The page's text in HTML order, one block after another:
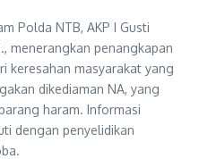
Polda NTB, AKP I Gusti
menerangkan penangkapan
keresahan masyarakat yang
dikediaman NA, yang
haram. Informasi
dengan penyelidikan